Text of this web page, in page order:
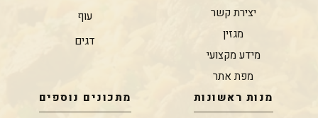
יצירת קשר
מגזין
מידע מקצועי
מפת אתר
עוף
דגים
מנות ראשונות מתכונים נוספים